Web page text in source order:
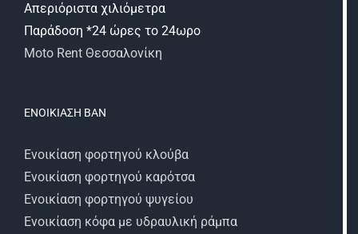
Απεριόριστα χιλιόμετρα
Παράδοση *24 ώρες το 24ωρο
Moto Rent Θεσσαλονίκη
ΕΝΟΙΚΊΑΣΗ ΒΑΝ
Ενοικίαση φορτηγού κλούβα
Ενοικίαση φορτηγού καρότσα
Ενοικίαση φορτηγού ψυγείου
Ενοικίαση κόφα με υδραυλική ράμπα